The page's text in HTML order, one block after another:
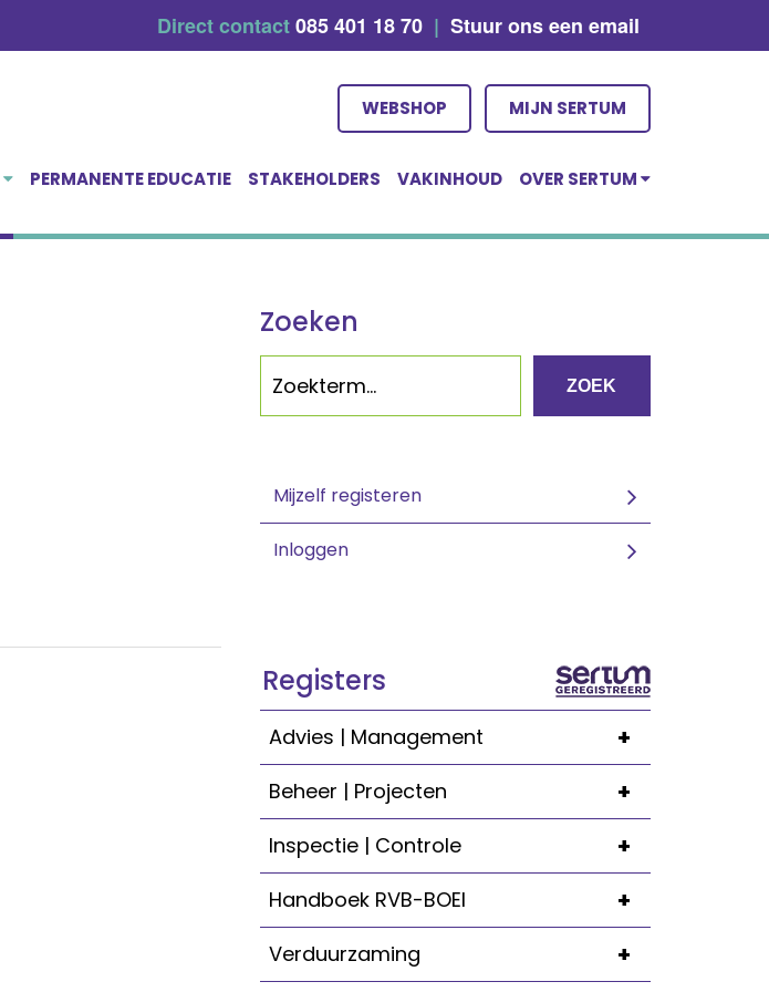
Direct contact085 401 18 70 | Stuur ons een email
WEBSHOP MIJN SERTUM
PERMANENTE EDUCATIE STAKEHOLDERS VAKINHOUD OVER SERTUM
Zoeken
ZOEK
Mijzelf registeren
Inloggen
Registers
+
Advies | Management
+
Beheer | Projecten
+
Inspectie | Controle
+
Handboek RVB-BOEI
+
Verduurzaming